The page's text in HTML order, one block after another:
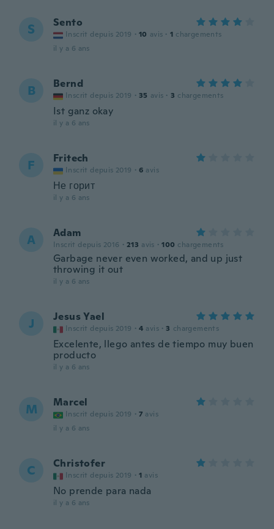
S Sento
Inscrit depuis 2019 · 10 avis · 1 chargements
il y a 6 ans
B Bernd
Inscrit depuis 2019 · 35 avis · 3 chargements
Ist ganz okay
il y a 6 ans
F Fritech
Inscrit depuis 2019 · 6 avis
Не горит
il y a 6 ans
A Adam
Inscrit depuis 2016 · 213 avis · 100 chargements
Garbage never even worked, and up just
throwing it out
il y a 6 ans
J Jesus Yael
Inscrit depuis 2019 · 4 avis · 3 chargements
Excelente, llego antes de tiempo muy buen
producto
il y a 6 ans
M Marcel
Inscrit depuis 2019 · 7 avis
il y a 6 ans
C Christofer
Inscrit depuis 2019 · 1 avis
No prende para nada
il y a 6 ans